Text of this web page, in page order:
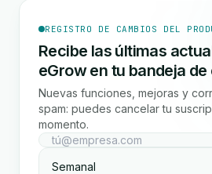
REGISTRO DE CAMBIOS DEL
Recibe las últimas
eGrow en tu bandeja
Nuevas funciones, mejoras y
spam: puedes cancelar tu
momento.